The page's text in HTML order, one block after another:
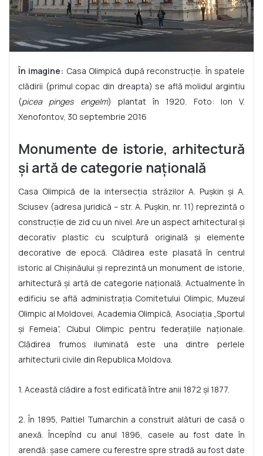
În imagine: Casa Olimpică după reconstrucție. În spatele
clădirii (primul copac din dreapta) se află molidul argintiu
(picea pinges engelm) plantat în 1920. Foto: Ion V.
Xenofontov, 30 septembrie 2016
Monumente de istorie, arhitectură
și artă de categorie națională
Casa Olimpică de la intersecția străzilor A. Pușkin și A.
Sciusev (adresa juridică – str. A. Pușkin, nr. 11) reprezintă o
construcție de zid cu un nivel. Are un aspect arhitectural și
decorativ plastic cu sculptură originală și elemente
decorative de epocă. Clădirea este plasată în centrul
istoric al Chișinăului și reprezintă un monument de istorie,
arhitectură și artă de categorie națională. Actualmente în
edificiu se află administrația Comitetului Olimpic, Muzeul
Olimpic al Moldovei, Academia Olimpică, Asociația „Sportul
și Femeia”, Clubul Olimpic pentru federațiile naționale.
Clădirea frumos iluminată este una dintre perlele
arhitecturii civile din Republica Moldova.
1. Această clădire a fost edificată între anii 1872 și 1877.
2. În 1895, Paltiel Tumarchin a construit alături de casă o
anexă. Începînd cu anul 1896, casele au fost date în
arendă: șase camere cu ferestre spre stradă au fost date